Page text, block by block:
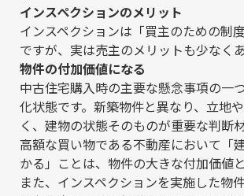
インスペクションのメリット
インスペクションは「買主のための制
ですが、実は売主のメリットも少なく
物件の付加価値になる
中古住宅購入時の主要な懸念事項の一
化状態です。新築物件と異なり、立地
く、建物の状態そのものが重要な判断
高額な買い物である不動産において「
かる」ことは、物件の大きな付加価値と
また、インスペクションを実施した物